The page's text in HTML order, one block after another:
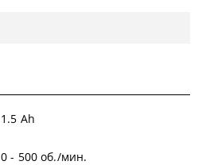
1.5 Ah
0 - 500об./мин.